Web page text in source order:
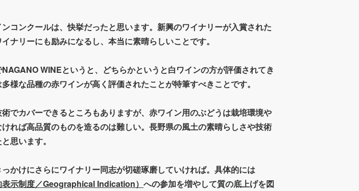
ンコンクールは、快挙だったと思います。新興のワイナリーが入賞された
ナリーにも励みになるし、本当に素晴らしいことです。
WINEというと、どちらかというと白ワインの方が評価されてき
様な品種の赤ワインが高く評価されたことが特筆すべきことです。
でカバーできるところもありますが、赤ワイン用のぶどうは栽培環境や
れば高品質のものを造るのは難しい。長野県の風土の素晴らしさや技術
思います。
かけにさらにワイナリー同志が切磋琢磨していければ。具体的には
示制度／Geographical Indication） への参加を増やして質の底上げを図